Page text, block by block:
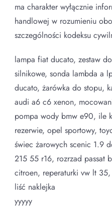
ma charakter wyłącznie
handlowej w rozumieniu
szczególności kodeksu
lampa fiat ducato, zestaw
silnikowe, sonda lambda a
ducato, żarówka do stopu,
audi a6 c6 xenon,
pompa wody bmw e90, ile
rezerwie, opel sportowy,
świec żarowych scenic 1.9
215 55 r16, rozrzad passat
citroen, reperaturki vw lt
liść naklejka
yyyyy